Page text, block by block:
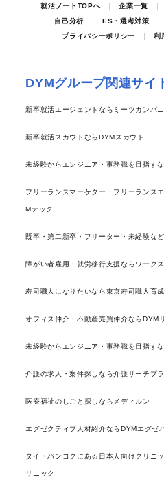
就活ノートTOPへ 企業一覧
自己分析
ES・選考対策
プライバシーポリシー
利
DYMグループ関連サイ
新卒就活エージェントならミーツカンパ
新卒就活スカウトならDYMスカウト
未経験からエンジニア・事務職を目指す
フリーランスマーケター・フリーランス
Mテック
既卒・第二新卒・フリーター・未経験な
障がい者雇用・就労移行支援ならワーク
寿司職人になりたいなら東京寿司職人育
オフィス仲介・不動産売買仲介ならDYM
未経験からエンジニア・事務職を目指す
介護の求人・案件探しなら介護サーチプラ
医療福祉のしごと探しならメディルン
エグゼクティブ人材紹介ならDYMエグゼ
タイ・バンコクにある日本人向けクリニ
リニック